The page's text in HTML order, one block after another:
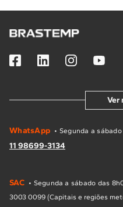
Ver
WhatsApp • Segunda a
11 98699-3134
SAC • Segunda a sábado das
3003 0099 (Capitais e regiões